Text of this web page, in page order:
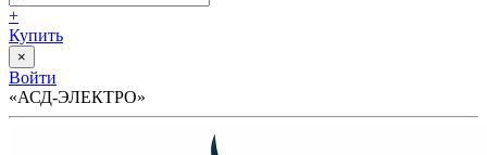
+
Купить
×
Войти
«АСД-ЭЛЕКТРО»